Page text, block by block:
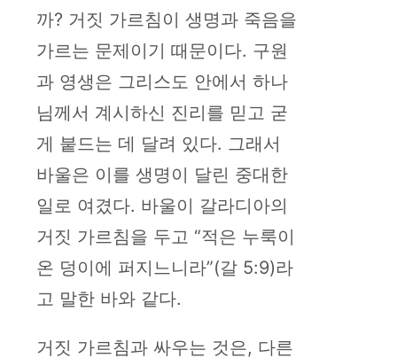
까? 거짓 가르침이 생명과 죽음을
가르는 문제이기 때문이다. 구원
과 영생은 그리스도 안에서 하나
님께서 계시하신 진리를 믿고 굳
게 붙드는 데 달려 있다. 그래서
바울은 이를 생명이 달린 중대한
일로 여겼다. 바울이 갈라디아의
거짓 가르침을 두고 “적은 누룩이
온 덩이에 퍼지느니라”(갈 5:9)라
고 말한 바와 같다.
거짓 가르침과 싸우는 것은, 다른